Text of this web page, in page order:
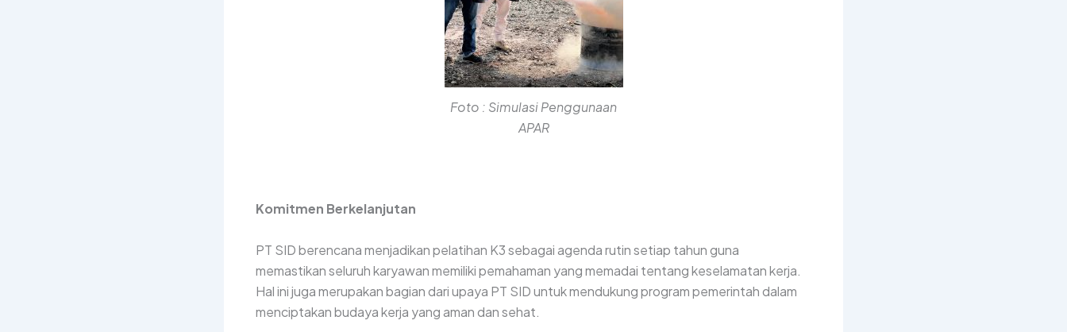
Foto : Simulasi Penggunaan
APAR
Komitmen Berkelanjutan
PT SID berencana menjadikan pelatihan K3 sebagai agenda rutin setiap tahun guna
memastikan seluruh karyawan memiliki pemahaman yang memadai tentang keselamatan kerja.
Hal ini juga merupakan bagian dari upaya PT SID untuk mendukung program pemerintah dalam
menciptakan budaya kerja yang aman dan sehat.